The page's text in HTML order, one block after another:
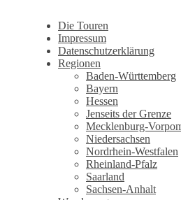
Wandertagebuch von
Wirschum
Die Touren
Impressum
Datenschutzerklärung
Regionen
Baden-Württemberg
Bayern
Hessen
Jenseits der Grenze
Mecklenburg-
Niedersachsen
Nordrhein-Westfalen
Rheinland-Pfalz
Saarland
Sachsen-Anhalt